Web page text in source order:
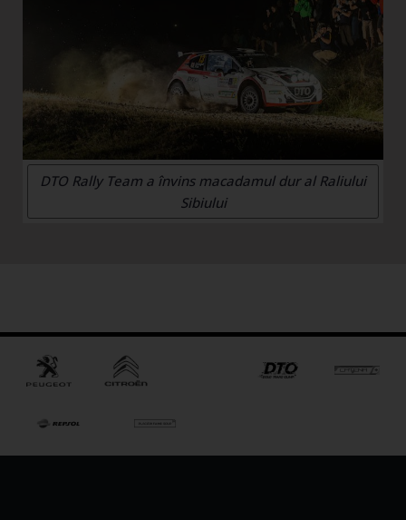
DTO Rally Team a învins macadamul dur al Raliului
Sibiului